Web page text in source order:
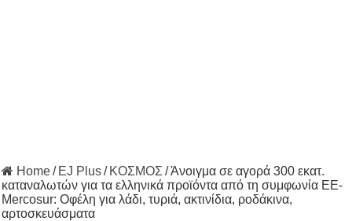
Home/ EJ Plus/ ΚΟΣΜΟΣ /Άνοιγμα σε αγορά 300 εκατ.
καταναλωτών για τα ελληνικά προϊόντα από τη συμφωνία ΕΕ-
Mercosur: Οφέλη για λάδι, τυριά, ακτινίδια, ροδάκινα,
αρτοσκευάσματα